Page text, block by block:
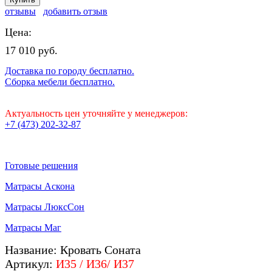
отзывы добавить отзыв
Цена:
17 010 руб.
Доставка по городу бесплатно.
Сборка мебели бесплатно.
Актуальность цен уточняйте у менеджеров:
+7 (473) 202-32-87
Готовые решения
Матрасы Аскона
Матрасы ЛюксСон
Матрасы Маг
Название: Кровать Соната
Артикул: И35 / И36/ И37